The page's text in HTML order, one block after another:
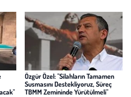
Özgür Özel: "Silahların Tamamen
Susmasını Destekliyoruz, Süreç
TBMM Zemininde Yürütülmeli"